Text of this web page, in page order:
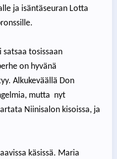
ja isäntäseuran Lotta
satsaa tosissaan
on hyvänä
Alkukeväällä Don
mutta nyt
Niinisalon kisoissa, ja
käsissä. Maria